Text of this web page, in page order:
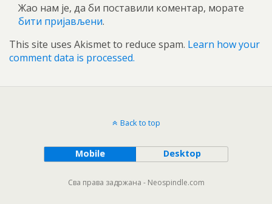
Жао нам је, да би поставили коментар, морате
бити пријављени.
This site uses Akismet to reduce spam. Learn how your
comment data is processed.
Back to top
Mobile Desktop
Сва права задржана - Neospindle.com